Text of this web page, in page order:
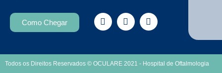
Como Chegar
Todos os Direitos Reservados © OCULARE 2021 - Hospital de Oftalmologia